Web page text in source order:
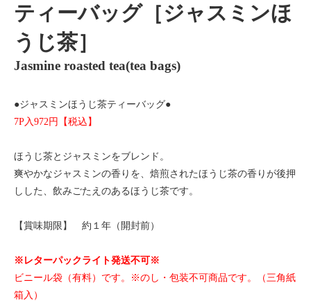
ティーバッグ［ジャスミンほ
うじ茶］
Jasmine roasted tea(tea bags)
●ジャスミンほうじ茶ティーバッグ●
7P入972円【税込】
ほうじ茶とジャスミンをブレンド。
爽やかなジャスミンの香りを、焙煎されたほうじ茶の香りが後押
しした、飲みごたえのあるほうじ茶です。
【賞味期限】 約１年（開封前）
※レターパックライト発送不可※
ビニール袋（有料）です。※のし・包装不可商品です。（三角紙
箱入）